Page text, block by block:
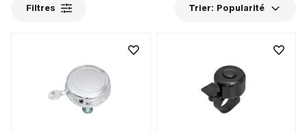
Filtres Trier: Popularité